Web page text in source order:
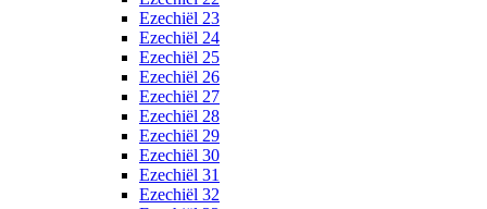
Ezechiël 23
Ezechiël 24
Ezechiël 25
Ezechiël 26
Ezechiël 27
Ezechiël 28
Ezechiël 29
Ezechiël 30
Ezechiël 31
Ezechiël 32